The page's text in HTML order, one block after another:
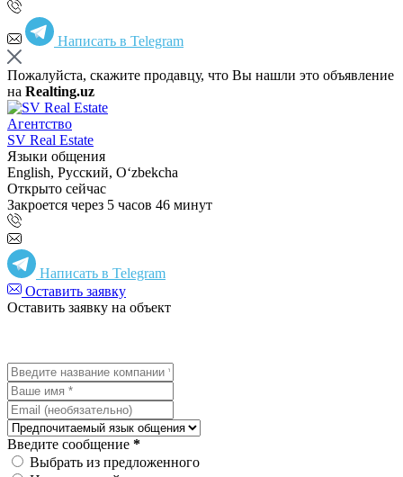
Написать в Telegram
Пожалуйста, скажите продавцу, что Вы нашли это объявление
на Realting.uz
Агентство
SV Real Estate
Языки общения
English, Русский, Oʻzbekcha
Открыто сейчас
Закроется через 5 часов 46 минут
Написать в Telegram
Оставить заявку
Оставить заявку на объект
Введите сообщение *
Выбрать из предложенного